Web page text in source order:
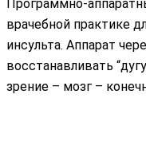
Программно-
врачебной практике
инсульта. Аппарат
восстанавливать
зрение – мозг –